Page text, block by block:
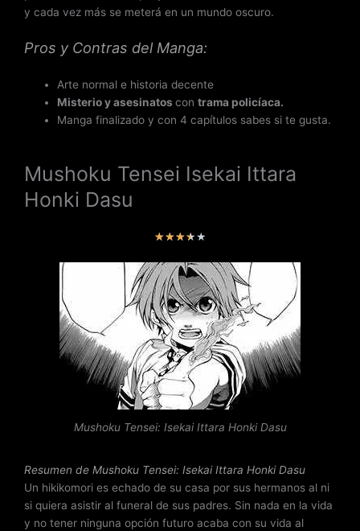
y cada vez más se meterá en un mundo oscuro.
Pros y Contras del Manga:
Arte normal e historia decente
Misterio y asesinatoscontrama policíaca.
Manga finalizado y con 4 capítulos sabes si te gusta.
Mushoku Tensei Isekai Ittara
Honki Dasu
★★★★★V
l
o
r
a
d
o
o
n
3
5
d
e
5
Mushoku Tensei: Isekai Ittara Honki Dasu
Resumen de Mushoku Tensei: Isekai Ittara Honki Dasu
Un hikikomori es echado de su casa por sus hermanos al ni
si quiera asistir al funeral de sus padres. Sin nada en la vida
y no tener ninguna opción futuro acaba con su vida al